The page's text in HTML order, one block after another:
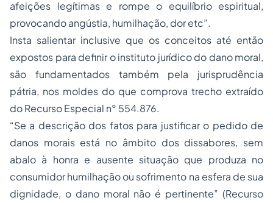
afeições legítimas e rompe o equilíbrio espiritual,
provocando angústia, humilhação, dor etc”.
Insta salientar inclusive que os conceitos até então
expostos para definir o instituto jurídico do dano moral,
são fundamentados também pela jurisprudência
pátria, nos moldes do que comprova trecho extraído
doRecurso Especial n° 554.876.
“Se a descrição dos fatos para justificar o pedido de
danos morais está no âmbito dos dissabores, sem
abalo à honra e ausente situação que produza no
consumidor humilhação ou sofrimento na esfera de sua
dignidade, o dano moral não é pertinente” (Recurso